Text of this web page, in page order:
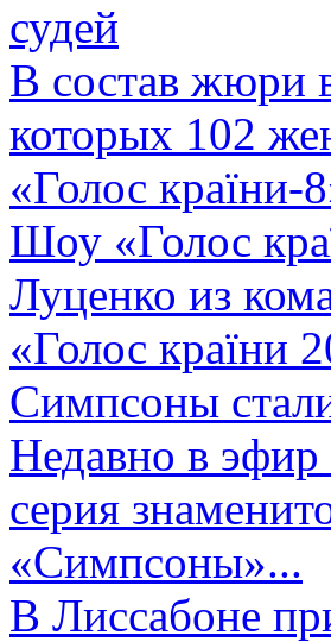
судей
В состав жюри
которых 102
«Голос країни-
Шоу «Голос
Луценко из
«Голос країни
Симпсоны
Недавно в эфир
серия
«Симпсоны»...
В Лиссабоне